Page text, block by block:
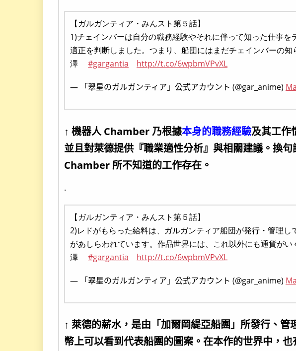
【ガルガンティア・みんスト第５話】
1)チェインバーは自分の職務経験やそれに伴って知った仕事を
適正を判断しました。つまり、船団にはまだチェインバーの
澤 #gargantia http://t.co/6wpbmVPvXL
— 「翠星のガルガンティア」公式アカウント (@gar_anime)
↑ 機器人 Chamber 乃根據本身的職務經驗及其工作
並且對萊德提供『職業適性分析』與相關建議。換
Chamber 所不知道的工作存在。
.
【ガルガンティア・みんスト第５話】
2)レドがもらった給料は、ガルガンティア船団が発行・管理し
があしらわれています。作品世界には、これ以外にも通貨が
澤 #gargantia http://t.co/6wpbmVPvXL
— 「翠星のガルガンティア」公式アカウント (@gar_anime)
↑ 萊德的薪水，是由「加爾岡緹亞船團」所發行、管
幣上可以看到代表船團的圖案。在本作的世界中，